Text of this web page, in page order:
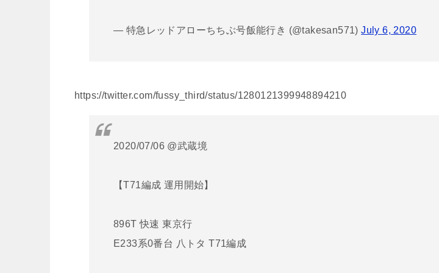
— 特急レッドアローちちぶ号飯能行き (@takesan571)July 6, 2020
https://twitter.com/fussy_third/status/1280121399948894210
2020/07/06 @武蔵境
【T71編成 運用開始】
896T 快速 東京行
E233系0番台 八トタ T71編成